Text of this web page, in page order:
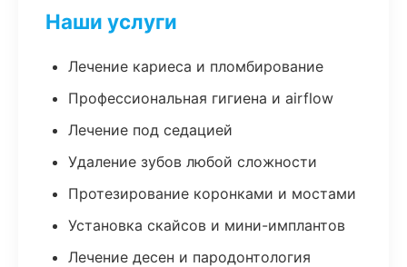
Наши услуги
Лечение кариеса и пломбирование
Профессиональная гигиена и airflow
Лечение под седацией
Удаление зубов любой сложности
Протезирование коронками и мостами
Установка скайсов и мини-имплантов
Лечение десен и пародонтология